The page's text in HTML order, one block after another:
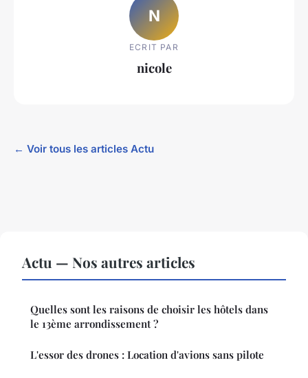
N
ECRIT PAR
nicole
← Voir tous les articles Actu
Actu — Nos autres articles
Quelles sont les raisons de choisir les hôtels dans
le 13ème arrondissement ?
L'essor des drones : Location d'avions sans pilote